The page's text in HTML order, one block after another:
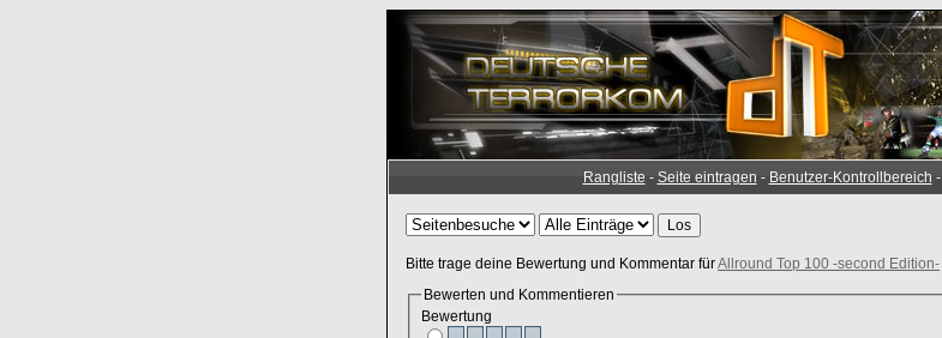
Rangliste - Seite eintragen - Benutzer-Kontrollbereich -
Bitte trage deine Bewertung und Kommentar fürAllround Top 100 -second Edition-
Bewerten und Kommentieren
Bewertung